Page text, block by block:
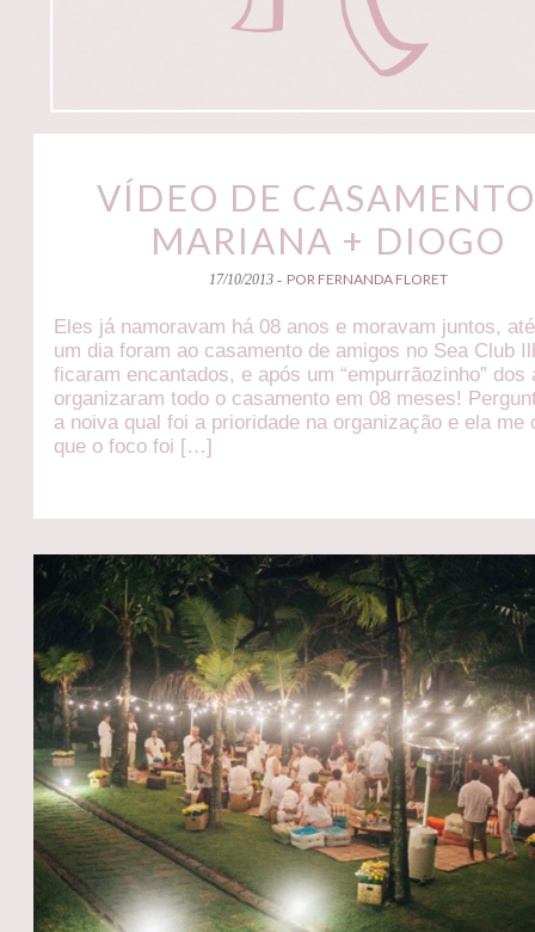
VÍDEO DE
MARIANA + DIOGO
17/10/2013 - POR FERNANDA FLORET
Eles já namoravam há 08 anos e moravam juntos,
um dia foram ao casamento de amigos no Sea Club
ficaram encantados, e após um “empurrãozinho” dos
organizaram todo o casamento em 08 meses!
a noiva qual foi a prioridade na organização e ela me
que o foco foi […]